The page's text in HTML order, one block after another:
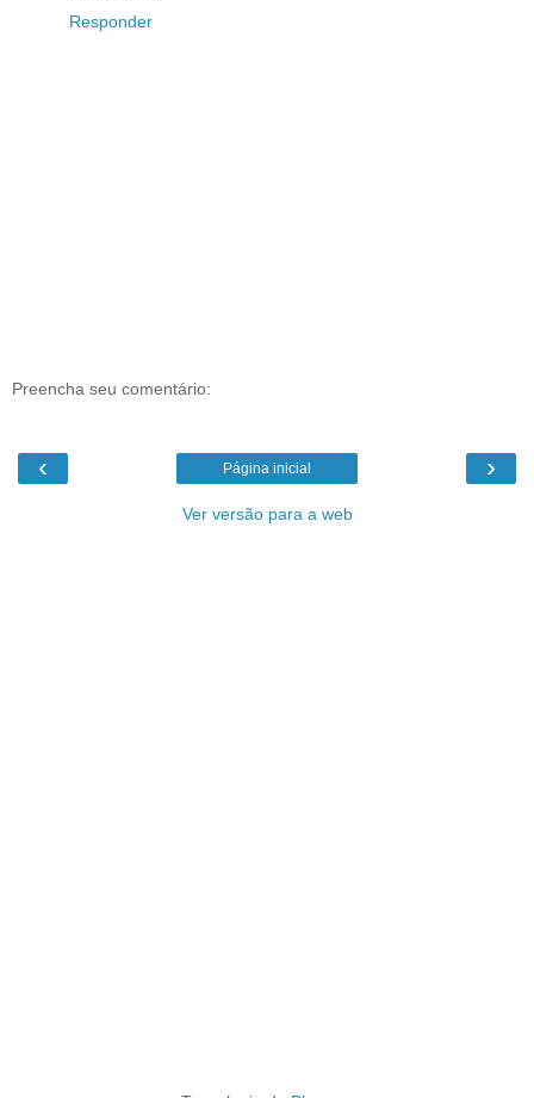
Responder
Preencha seu comentário:
‹ ›
Página inicial
Ver versão para a web